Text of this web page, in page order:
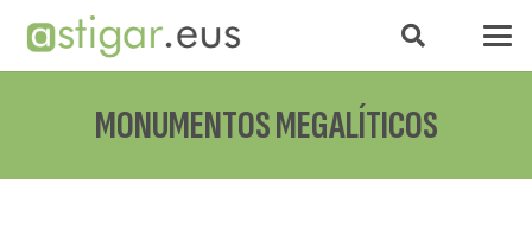
MONUMENTOS MEGALÍTICOS